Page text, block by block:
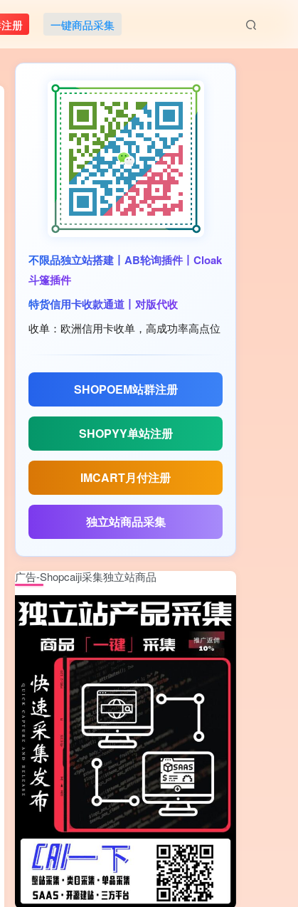
册 一键商品采集
不限品独立站搭建丨AB轮询插件丨Cloak
斗篷插件
特货信用卡收款通道丨对版代收
收单：欧洲信用卡收单，高成功率高点位
SHOPOEM站群注册
SHOPYY单站注册
IMCART月付注册
独立站商品采集
广告-Shopcaiji采集独立站商品